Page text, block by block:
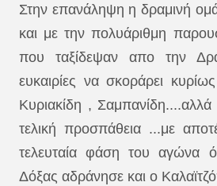
Στην επανάληψη η δραμινή
και με την πολυάριθμη
που ταξίδεψαν απο την
ευκαιρίες να σκοράρει
Κυριακίδη ,
τελική προσπάθεια ...με
τελευταία φάση του αγώνα
Δόξας αδράνησε και ο